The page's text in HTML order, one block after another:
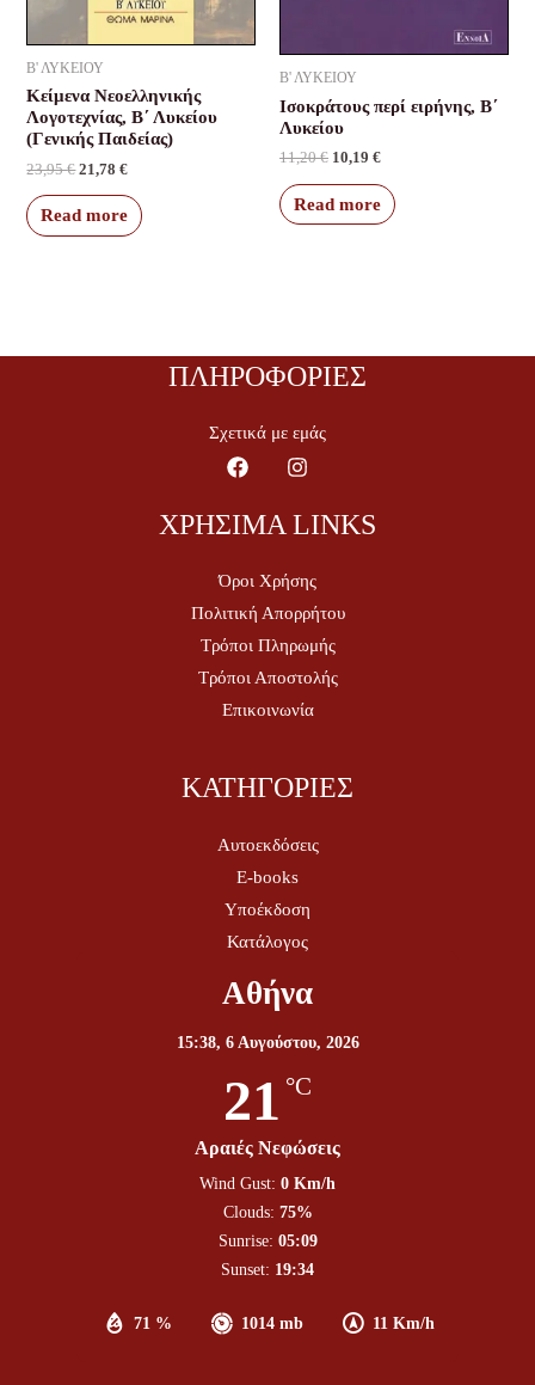
Β' ΛΥΚΕΙΟΥ
Κείμενα Νεοελληνικής
Λογοτεχνίας, Β΄ Λυκείου
(Γενικής Παιδείας)
23,95€ 21,78€
Read more
Β' ΛΥΚΕΙΟΥ
Ισοκράτους περί ειρήνης, Β΄
Λυκείου
11,20€ 10,19 €
Read more
ΠΛΗΡΟΦΟΡΙΕΣ
Σχετικά με εμάς
ΧΡΗΣΙΜΑ LINKS
Όροι Χρήσης
Πολιτική Απορρήτου
Τρόποι Πληρωμής
Τρόποι Αποστολής
Επικοινωνία
ΚΑΤΗΓΟΡΙΕΣ
Αυτοεκδόσεις
E-books
Υποέκδοση
Κατάλογος
Αθήνα
15:38, 6 Αυγούστου, 2026
21 °C
Αραιές Νεφώσεις
71 % 1014 mb 11 Km/h
Wind Gust: 0 Km/h
Clouds: 75%
Sunrise: 05:09
Sunset: 19:34